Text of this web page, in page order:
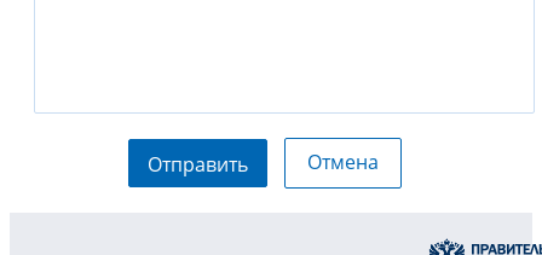
Отправить Отмена